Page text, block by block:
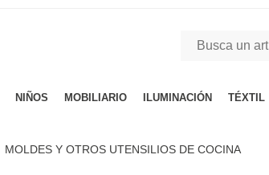
NIÑOS MOBILIARIO ILUMINACIÓN TÉXTIL
MOLDES Y OTROS UTENSILIOS DE COCINA